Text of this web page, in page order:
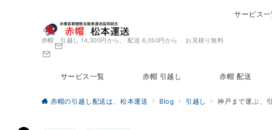
赤帽 引越し 14,300円から、 配送 6,050円から お見積り無料
サービス一覧 赤帽 引越し 赤帽 配送
サービス
赤帽の引越し配送は、松本運送 Blog 引越し 神戸まで運ぶ、